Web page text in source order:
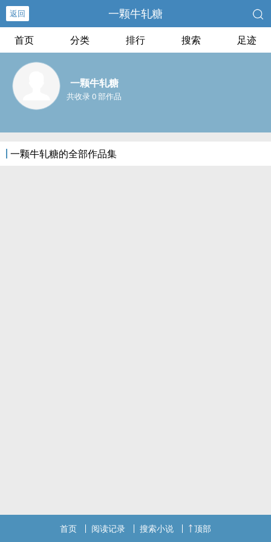
返回 一颗牛轧糖
首页 分类 排行 搜索 足迹
一颗牛轧糖
共收录 0 部作品
一颗牛轧糖的全部作品集
首页 阅读记录 搜索小说 顶部